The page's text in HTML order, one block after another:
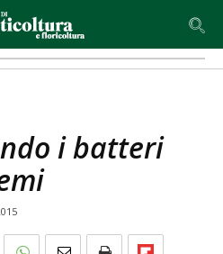
i batteri